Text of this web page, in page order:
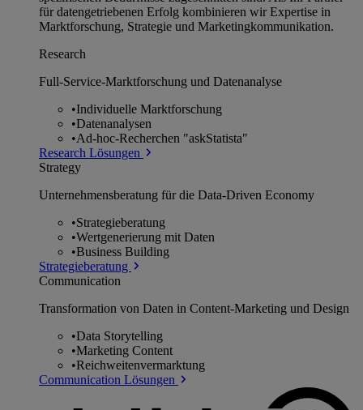
für datengetriebenen Erfolg kombinieren wir Expertise in
Marktforschung, Strategie und Marketingkommunikation.
Research
Full-Service-Marktforschung und Datenanalyse
•Individuelle Marktforschung
•Datenanalysen
•Ad-hoc-Recherchen "askStatista"
Research Lösungen
Strategy
Unternehmens­beratung für die Data-Driven Economy
•Strategieberatung
•Wertgenerierung mit Daten
•Business Building
Strategieberatung
Communication
Transformation von Daten in Content-Marketing und Design
•Data Storytelling
•Marketing Content
•Reichweitenvermarktung
Communication Lösungen